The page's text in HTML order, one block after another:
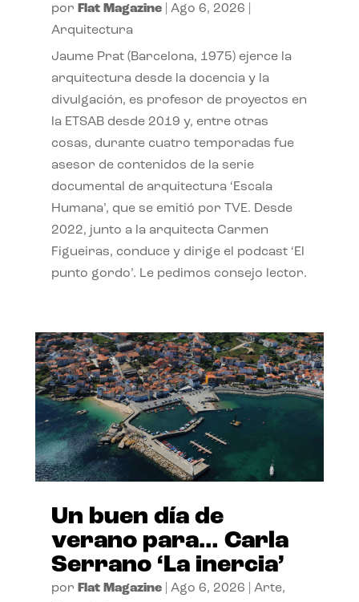
por Flat Magazine| Ago 6, 2026
Arquitectura
Jaume Prat (Barcelona, 1975) ejerce la
arquitectura desde la docencia y la
divulgación, es profesor de proyectos en
la ETSAB desde 2019 y, entre otras
cosas, durante cuatro temporadas fue
asesor de contenidos de la serie
documental de arquitectura ‘Escala
Humana’, que se emitió por TVE. Desde
2022, junto a la arquitecta Carmen
Figueiras, conduce y dirige el podcast ‘El
punto gordo’. Le pedimos consejo lector.
Un buen día de
verano para… Carla
Serrano ‘La inercia’
por Flat Magazine| Ago 6, 2026 Arte,